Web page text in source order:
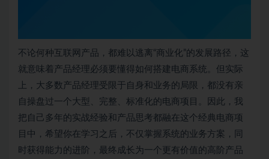
不论何种互联网产品，都难以逃离“商业化”的发展路径，这
就意味着 产品经理 必须要懂得如何搭建电商系统。但实际
上，大多数产品经理受限于自身和业务的局限，都没有亲
自操盘过一个大型、完整、标准化的电商项目。因此，我
把自己多年的实战经验和产品思考都融在这个经典电商项
目中，希望你在学习之后，不仅掌握系统的业务方案，同
时获得能力的进阶，最终成长为一个更有价值的高阶产品